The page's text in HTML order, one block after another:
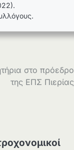
στο πρόεδρο
της ΕΠΣ Πιερίας